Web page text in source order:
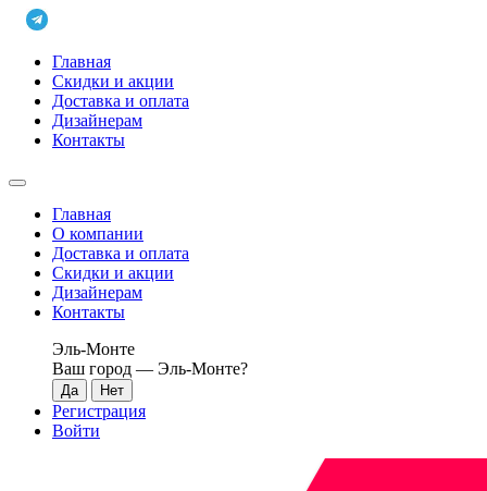
Главная
Скидки и акции
Доставка и оплата
Дизайнерам
Контакты
Главная
О компании
Доставка и оплата
Скидки и акции
Дизайнерам
Контакты
Эль-Монте
Ваш город — Эль-Монте?
Регистрация
Войти